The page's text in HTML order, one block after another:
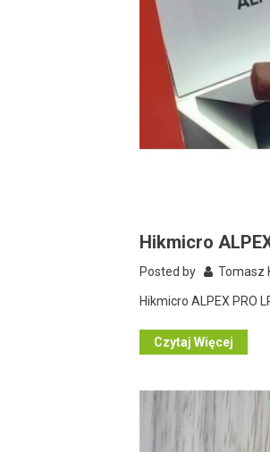
Hikmicro
Posted by Tomasz
Hikmicro ALPEX PRO
Czytaj Więcej